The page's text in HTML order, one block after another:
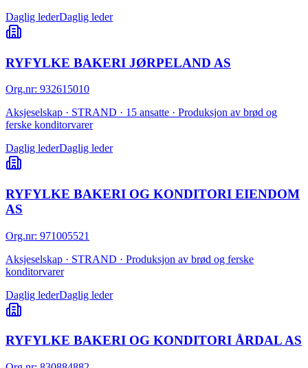
Daglig lederDaglig leder
RYFYLKE BAKERI JØRPELAND AS
Org.nr: 932615010
Aksjeselskap · STRAND · 15 ansatte · Produksjon av brød og
ferske konditorvarer
Daglig lederDaglig leder
RYFYLKE BAKERI OG KONDITORI EIENDOM
AS
Org.nr: 971005521
Aksjeselskap · STRAND · Produksjon av brød og ferske
konditorvarer
Daglig lederDaglig leder
RYFYLKE BAKERI OG KONDITORI ÅRDAL AS